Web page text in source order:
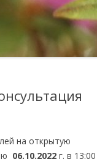
НАСТАВНИКОВ ПО
ФИНАНСОВОЙ
ШКОЛА ДЛЯ
на открытую
06.10.2022 г. в 13:00